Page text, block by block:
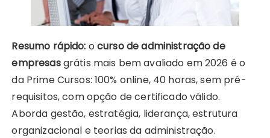
Resumo rápido: ocurso de administração de
empresasgrátis mais bem avaliado em 2026 é o
da Prime Cursos: 100% online, 40 horas, sem pré-
requisitos, com opção de certificado válido.
Aborda gestão, estratégia, liderança, estrutura
organizacional e teorias da administração.